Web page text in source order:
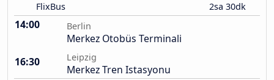
FlixBus 2sa 30dk
14:00 Berlin
Merkez Otobüs Terminali
16:30
Leipzig
Merkez Tren Istasyonu